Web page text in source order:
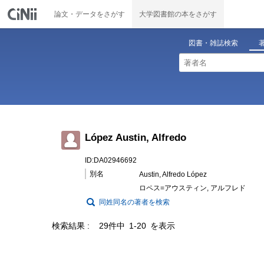
論文・データをさがす 大学図書館の本をさがす
図書・雑誌検索
López Austin, Alfredo
ID:DA02946692
別名
Austin, Alfredo López
ロペス=アウスティン, アルフレド
同姓同名の著者を検索
検索結果 29件中 1-20 を表示